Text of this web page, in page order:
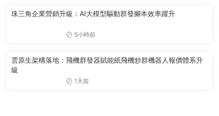
珠三角企業營銷升級：AI大模型驅動群發腳本效率躍升
5小時前
雲原生架構落地：飛機群發器賦能紙飛機炒群機器人報價體系升
級
1天前